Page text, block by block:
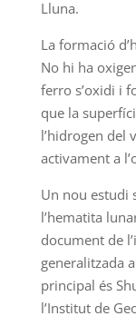
Lluna.
La formació
No hi ha
ferro s’oxidi i
que la
l’hidrogen del
activament a
Un nou estudi
l’hematita
document de
generalitzada
principal és
l’Institut de